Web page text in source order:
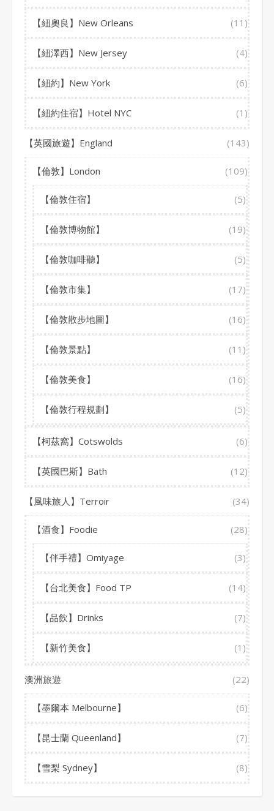
【紐奧良】New Orleans (11)
【紐澤西】New Jersey (4)
【紐約】New York (6)
【紐約住宿】Hotel NYC (1)
【英國旅遊】England (143)
【倫敦】London (109)
【倫敦住宿】 (5)
【倫敦博物館】 (19)
【倫敦咖啡聽】 (5)
【倫敦市集】 (17)
【倫敦散步地圖】 (16)
【倫敦景點】 (11)
【倫敦美食】 (16)
【倫敦行程規劃】 (5)
【柯茲窩】Cotswolds (6)
【英國巴斯】Bath (12)
【風味旅人】Terroir (34)
【酒食】Foodie (28)
【伴手禮】Omiyage (3)
【台北美食】Food TP (14)
【品飲】Drinks (7)
【新竹美食】 (1)
澳洲旅遊 (22)
【墨爾本 Melbourne】 (6)
【昆士蘭 Queenland】 (7)
【雪梨 Sydney】 (8)